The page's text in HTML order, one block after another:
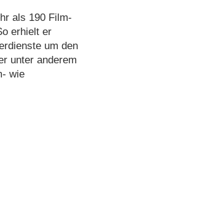
als 190 Film-
erhielt er
um den
unter anderem
wie